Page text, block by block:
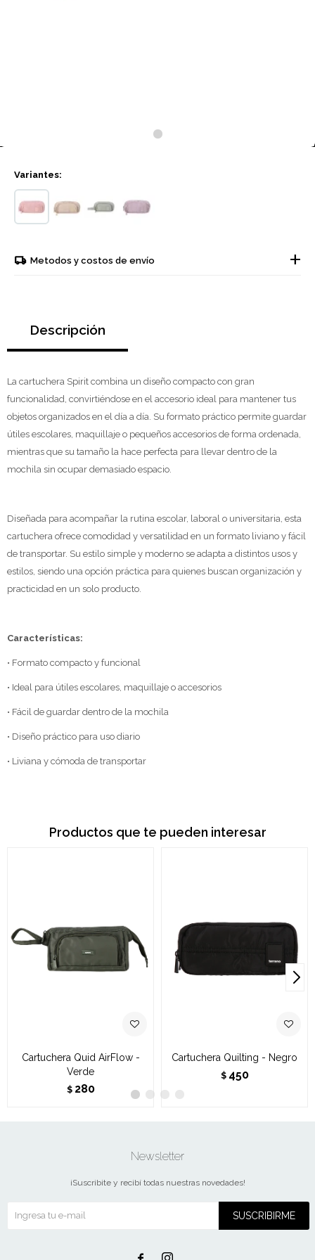
Variantes:
Metodos y costos de envío
Descripción
La cartuchera Spirit combina un diseño compacto con gran
funcionalidad, convirtiéndose en el accesorio ideal para mantener tus
objetos organizados en el día a día. Su formato práctico permite guardar
útiles escolares, maquillaje o pequeños accesorios de forma ordenada,
mientras que su tamaño la hace perfecta para llevar dentro de la
mochila sin ocupar demasiado espacio.
Diseñada para acompañar la rutina escolar, laboral o universitaria, esta
cartuchera ofrece comodidad y versatilidad en un formato liviano y fácil
de transportar. Su estilo simple y moderno se adapta a distintos usos y
estilos, siendo una opción práctica para quienes buscan organización y
practicidad en un solo producto.
Características:
• Formato compacto y funcional
• Ideal para útiles escolares, maquillaje o accesorios
• Fácil de guardar dentro de la mochila
• Diseño práctico para uso diario
• Liviana y cómoda de transportar
Productos que te pueden interesar
Cartuchera Quid AirFlow -
Verde
$ 280
Cartuchera Quilting - Negro
$ 450
Newsletter
¡Suscribite y recibí todas nuestras novedades!
SUSCRIBIRME
 